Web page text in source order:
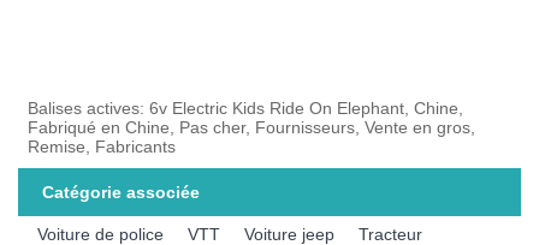
Balises actives: 6v Electric Kids Ride On Elephant, Chine,
Fabriqué en Chine, Pas cher, Fournisseurs, Vente en gros,
Remise, Fabricants
Catégorie associée
Voiture de police VTT Voiture jeep
Tracteur